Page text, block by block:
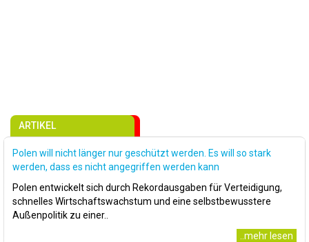
ARTIKEL
Polen will nicht länger nur geschützt werden. Es will so stark
werden, dass es nicht angegriffen werden kann
Polen entwickelt sich durch Rekordausgaben für Verteidigung,
schnelles Wirtschaftswachstum und eine selbstbewusstere
Außenpolitik zu einer..
..mehr lesen